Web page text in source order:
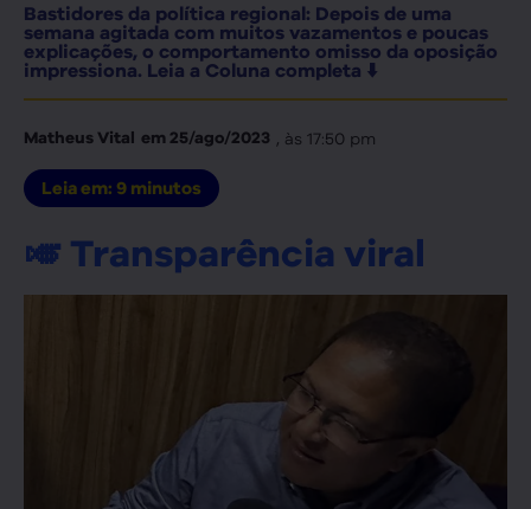
Bastidores da política regional: Depois de uma
semana agitada com muitos vazamentos e poucas
explicações, o comportamento omisso da oposição
impressiona. Leia a Coluna completa ⬇️
Matheus Vital em 25/ago/2023 , às 17:50 pm
Leia em: 9 minutos
🎺 Transparência viral